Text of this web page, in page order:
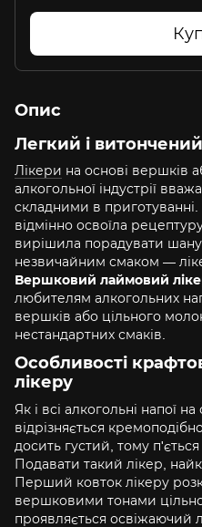
Опис
Легкий і
Лікери на основі вершків
алкогольної індустрії
складними в приготуванні.
відмінно освоїла
вирішила порадувати
незвичайним смаком —
Вершковий лаймовий
любителям алкогольних
вершків або цільного
нестандартних смаків.
Особливості
лікеру
Як і всі алкогольні напої
відрізняється
досить густий, тому
Подавати такий лікер,
Перший ковток лікеру
вершковими тонами
проявляється освіжаючий